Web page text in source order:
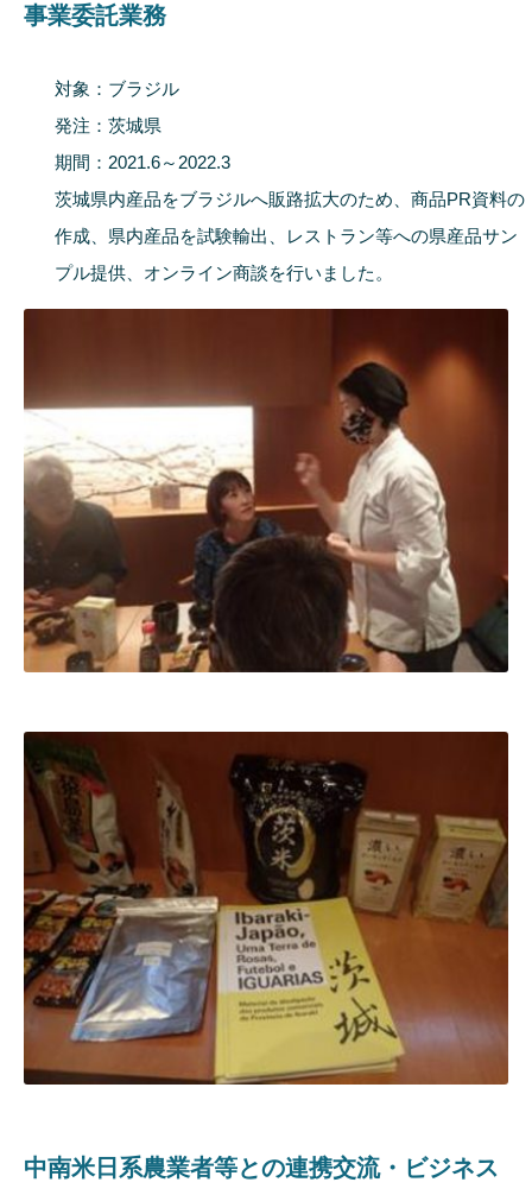
事業委託業務
対象：ブラジル
発注：茨城県
期間：2021.6～2022.3
茨城県内産品をブラジルへ販路拡大のため、商品PR資料の
作成、県内産品を試験輸出、レストラン等への県産品サン
プル提供、オンライン商談を行いました。
中南米日系農業者等との連携交流・ビジネス